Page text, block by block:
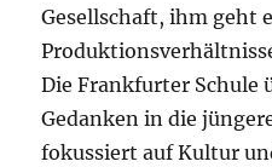
Gesellschaft, ihm geht
Die Frankfurter Schule
Gedanken in die
fokussiert auf Kultur